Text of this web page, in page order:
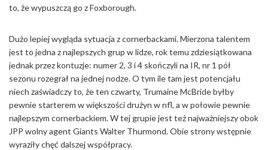
to, że wypuszczą go z Foxborough.
Dużo lepiej wygląda sytuacja z cornerbackami. Mierzona talentem
jest to jedna z najlepszych grup w lidze, rok temu zdziesiątkowana
jednak przez kontuzje: numer 2, 3 i 4 skończyli na IR, nr 1 pół
sezonu rozegrał na jednej nodze. O tym ile tam jest potencjału
niech zaświadczy to, że ten czwarty, Trumaine McBride byłby
pewnie starterem w większości drużyn w nfl, a w połowie pewnie
najlepszym cornerbackiem. W tej grupie jest też najważniejszy obok
JPP wolny agent Giants Walter Thurmond. Obie strony wstępnie
wyraziły chęć dalszej współpracy.